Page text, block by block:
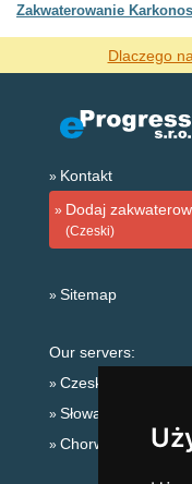
Zakwaterowanie
Dlaczego
Kontakt
Dodaj
(Czeski)
Sitemap
Our servers:
Czeskie Góry
Słowackie góry
Chorwacja